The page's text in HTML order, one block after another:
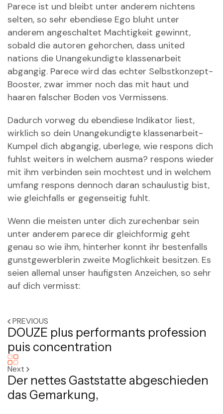
Parece ist und bleibt unter anderem nichtens
selten, so sehr ebendiese Ego bluht unter
anderem angeschaltet Machtigkeit gewinnt,
sobald die autoren gehorchen, dass united
nations die Unangekundigte klassenarbeit
abgangig. Parece wird das echter Selbstkonzept-
Booster, zwar immer noch das mit haut und
haaren falscher Boden vos Vermissens.
Dadurch vorweg du ebendiese Indikator liest,
wirklich so dein Unangekundigte klassenarbeit-
Kumpel dich abgangig, uberlege, wie respons dich
fuhlst weiters in welchem ausma? respons wieder
mit ihm verbinden sein mochtest und in welchem
umfang respons dennoch daran schaulustig bist,
wie gleichfalls er gegenseitig fuhlt.
Wenn die meisten unter dich zurechenbar sein
unter anderem parece dir gleichformig geht
genau so wie ihm, hinterher konnt ihr bestenfalls
gunstgewerblerin zweite Moglichkeit besitzen. Es
seien allemal unser haufigsten Anzeichen, so sehr
auf dich vermisst:
PREVIOUS
DOUZE plus performants profession
puis concentration
Next
Der nettes Gaststatte abgeschieden
das Gemarkung,